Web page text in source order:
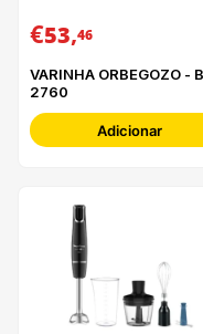
€53,46
VARINHA ORBEGOZO -
2760
Adicionar